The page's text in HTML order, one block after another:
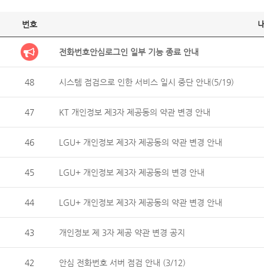
번호
전화번호안심로그인 일부 기능 종료 안내
48 시스템 점검으로 인한 서비스 일시 중단 안내(5/19)
47 KT 개인정보 제3자 제공동의 약관 변경 안내
46 LGU+ 개인정보 제3자 제공동의 약관 변경 안내
45 LGU+ 개인정보 제3자 제공동의 변경 안내
44 LGU+ 개인정보 제3자 제공동의 약관 변경 안내
43 개인정보 제 3자 제공 약관 변경 공지
42 안심 전화번호 서버 점검 안내 (3/12)